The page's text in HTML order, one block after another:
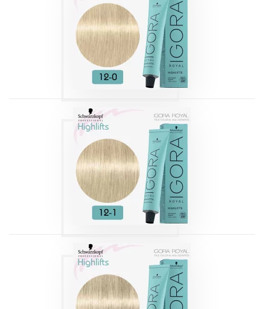
IGORA HIGHLIFTS
12-0 SPÉCIAL
BLOND NATUREL
Produits
IGORA HIGHLIFTS
12-1 SPÉCIAL
BLOND CENDRÉ
Produits
IGORA HIGHLIFTS
12-2 SPÉCIAL
BLOND FUMÉ